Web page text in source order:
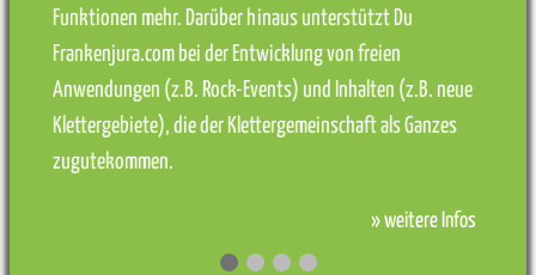
Funktionen mehr. Darüber hinaus unterstützt Du
Frankenjura.com bei der Entwicklung von freien
Anwendungen (z.B. Rock-Events) und Inhalten (z.B. neue
Klettergebiete), die der Klettergemeinschaft als Ganzes
zugutekommen.
» weitere Infos